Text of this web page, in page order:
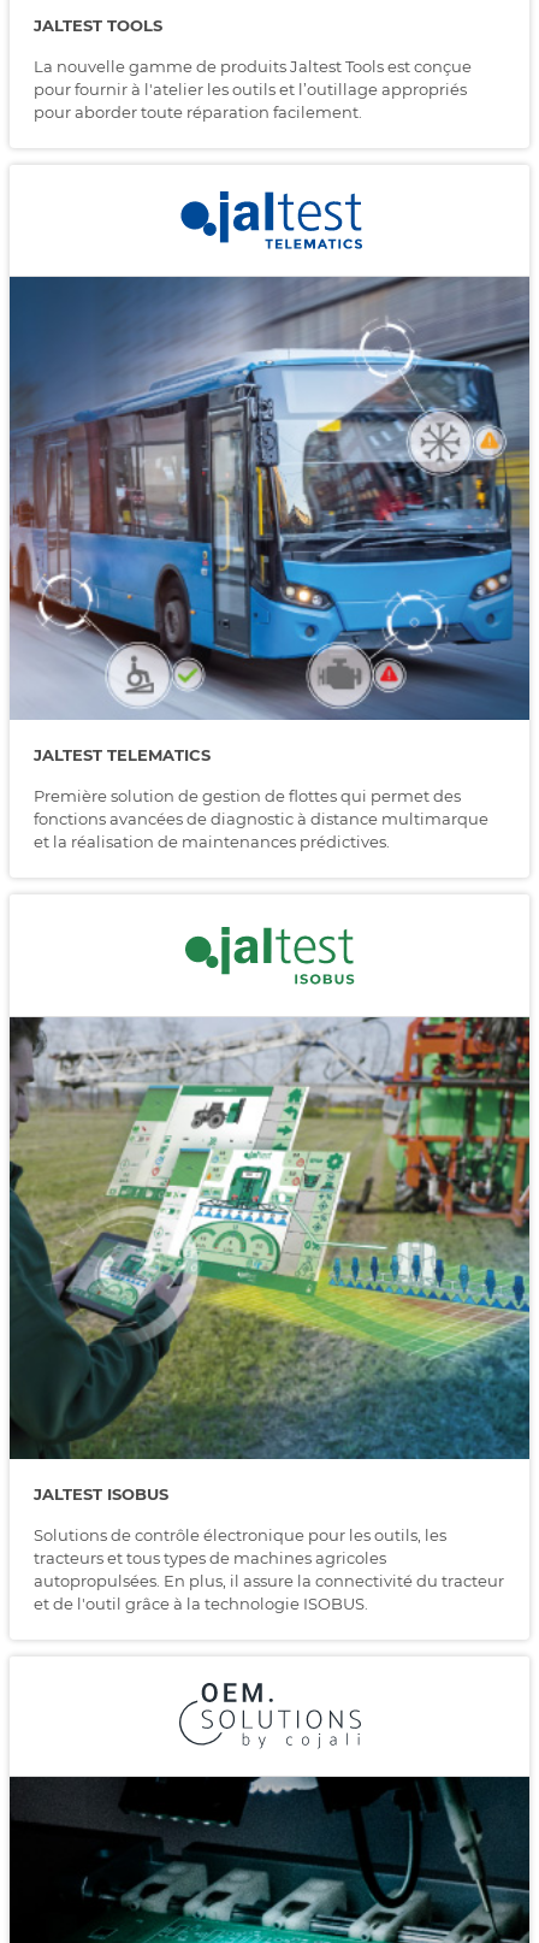
JALTEST TOOLS
La nouvelle gamme de produits Jaltest Tools est conçue
pour fournir à l'atelier les outils et l’outillage appropriés
pour aborder toute réparation facilement.
JALTEST TELEMATICS
Première solution de gestion de flottes qui permet des
fonctions avancées de diagnostic à distance multimarque
et la réalisation de maintenances prédictives.
JALTEST ISOBUS
Solutions de contrôle électronique pour les outils, les
tracteurs et tous types de machines agricoles
autopropulsées. En plus, il assure la connectivité du tracteur
et de l'outil grâce à la technologie ISOBUS.